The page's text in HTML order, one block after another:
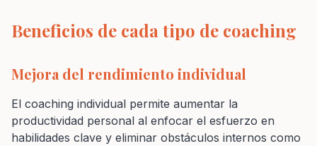
Beneficios de cada tipo de coaching
Mejora del rendimiento individual
El coaching individual permite aumentar la
productividad personal al enfocar el esfuerzo en
habilidades clave y eliminar obstáculos internos como